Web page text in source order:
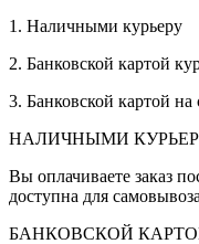
1. Наличными курьеру
2. Банковской картой
3. Банковской картой на
НАЛИЧНЫМИ
Вы оплачиваете заказ
доступна для
БАНКОВСКОЙ